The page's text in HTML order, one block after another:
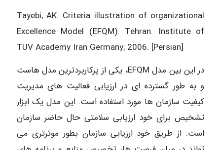
Tayebi, AK. Criteria illustration of organizational
Excellence Model (EFQM). Tehran. Institute of
TUV Academy Iran Germany; 2006. [Persian]
در این بین مدل EFQM، یکی از پرکاربردترین مدل هاست
و به طور گسترده ای در ارزیابی فعالیت های مدیریت
کیفیت سازمان ها مورد استفاده است. این مدل یک ابزار
تشخیص برای خود ارزیابی سلامتی حال حاضر سازمان
است. از طریق خود ارزیابی سازمان بطور موثرتری می